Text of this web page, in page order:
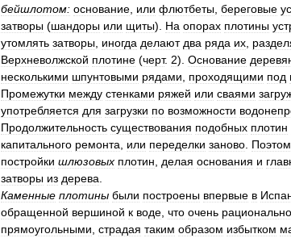
бейшлотом: основание, или флютбеты, береговые
затворы (шандоры или щиты). На опорах плотины
утомлять затворы, иногда делают два ряда их,
Верхневолжской плотине (черт. 2). Основание
несколькими шпунтовыми рядами, проходящими под
Промежутки между стенками ряжей или сваями
употребляется для загрузки по возможности
Продолжительность существования подобных плотин
капитального ремонта, или переделки заново.
постройки шлюзовых плотин, делая основания и
затворы из дерева.
Каменные плотины были построены впервые в
обращенной вершиной к воде, что очень рационально
прямоугольными, страдая таким образом избытком